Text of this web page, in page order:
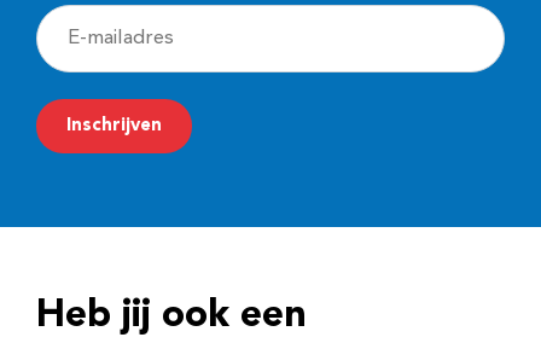
E
-
m
a
r
Inschrijven
Heb jij ook een